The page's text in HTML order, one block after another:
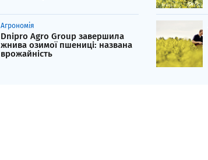
Агрономія
Dnipro Agro Group завершила
жнива озимої пшениці: названа
врожайність